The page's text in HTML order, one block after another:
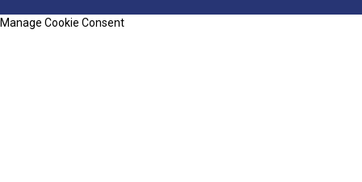
Manage Cookie Consent